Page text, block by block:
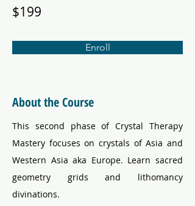
$199
Enroll
About the Course
This second phase of Crystal Therapy
Mastery focuses on crystals of Asia and
Western Asia aka Europe. Learn sacred
geometry grids and lithomancy
divinations.